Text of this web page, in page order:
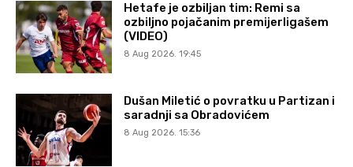
Hetafe je ozbiljan tim: Remi sa
ozbiljno pojačanim premijerligašem
(VIDEO)
8 Aug 2026. 19:45
Dušan Miletić o povratku u Partizan i
saradnji sa Obradovićem
8 Aug 2026. 15:36